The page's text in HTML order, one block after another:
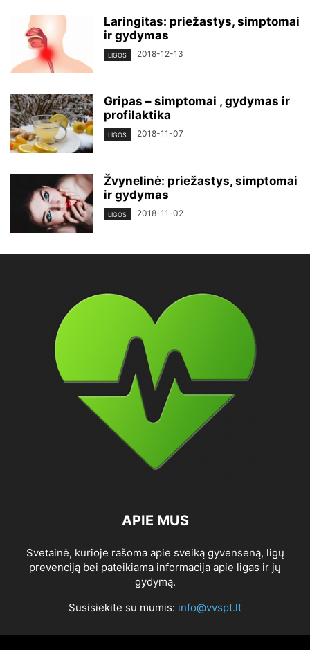
Laringitas: priežastys, simptomai
ir gydymas
LIGOS 2018-12-13
Gripas – simptomai , gydymas ir
profilaktika
LIGOS 2018-11-07
Žvynelinė: priežastys, simptomai
ir gydymas
LIGOS 2018-11-02
APIE MUS
Svetainė, kurioje rašoma apie sveiką gyvenseną, ligų
prevenciją bei pateikiama informacija apie ligas ir jų
gydymą.
Susisiekite su mumis: info@vvspt.lt